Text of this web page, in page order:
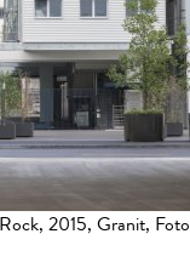
2015, Granit,